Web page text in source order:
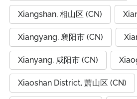
Xiangshan, 相山区 (CN)
Xiangyang, 襄阳市 (CN)
Xianyang, 咸阳市 (CN)
Xiaoshan District, 萧山区 (CN)